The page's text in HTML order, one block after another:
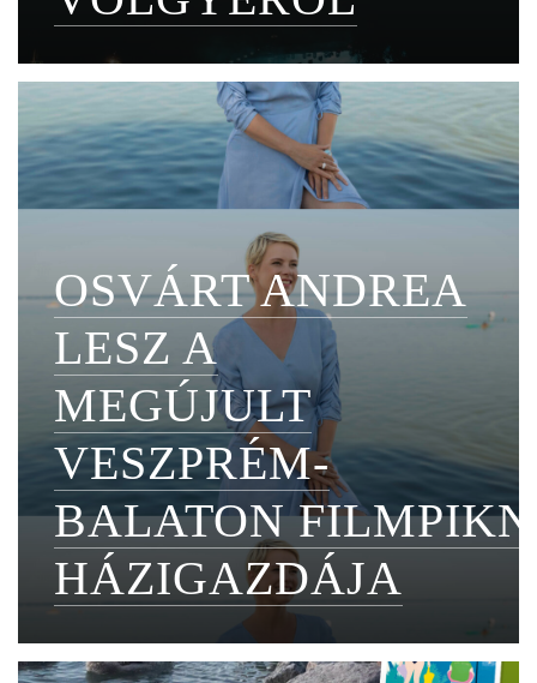
OSVÁRT ANDREA
LESZ A
MEGÚJULT
VESZPRÉM-
BALATON
HÁZIGAZDÁJA